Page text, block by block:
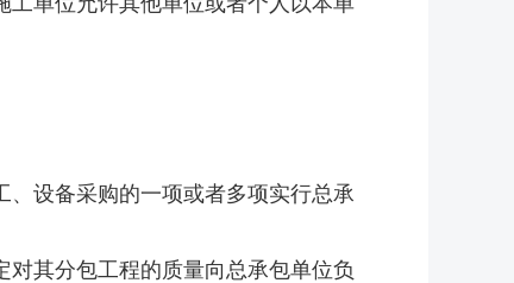
设备采购的一项或者多项实行总承
其分包工程的质量向总承包单位负